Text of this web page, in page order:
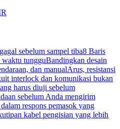
sebelum sampel tiba8 Baris
waktu tungguBandingkan desain
dan manualArus, resistansi
interlock dan komunikasi bukan
harus diuji sebelum
sebelum Anda mengirim
respons pemasok yang
kabel pengisian yang lebih